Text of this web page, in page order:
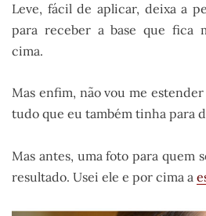
Leve, fácil de aplicar, deixa a
para receber a base que fica
cima.
Mas enfim, não vou me
tudo que eu também tinha para
Mas antes, uma foto para quem
resultado. Usei ele e por cima a